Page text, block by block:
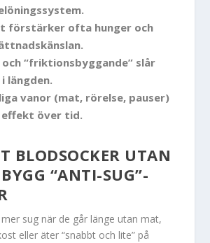
förstärker ofta hunger och
och “friktionsbyggande” slår
längden.
vanor (mat, rörelse, pauser)
över tid.
BLODSOCKER UTAN
“ANTI-SUG”-
sug när de går länge utan mat,
eller äter “snabbt och lite” på